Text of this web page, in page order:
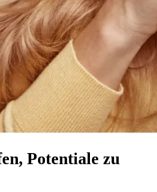
Potentiale zu